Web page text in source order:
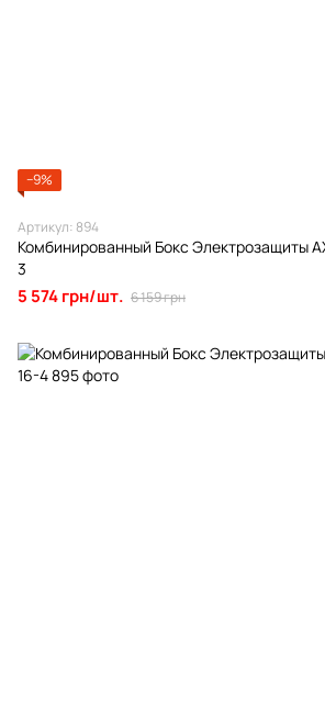
−9%
Артикул: 894
Комбинированный Бокс Электрозащиты
3
5 574 грн/шт. 6 159 грн